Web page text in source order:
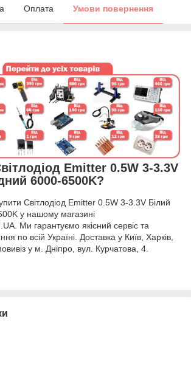
Оплата Умови повернення
Emitter 0.5W 3-3.3V
6000-6500K?
Світлодіод Emitter 0.5W 3-3.3V Білий
у нашому магазині
Ми гарантуємо якісний сервіс та
по всій Україні. Доставка у Київ, Харків,
у м. Дніпро, вул. Курчатова, 4.